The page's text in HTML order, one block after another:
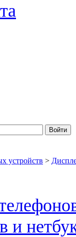
устройств >
и